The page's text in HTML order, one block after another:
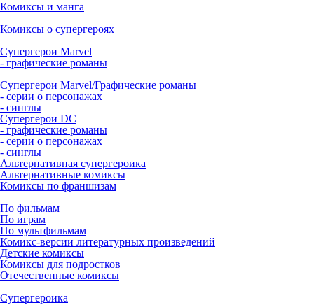
Комиксы и манга
Комиксы о супергероях
Супергерои Marvel
- графические романы
Супергерои Marvel/Графические романы
- серии о персонажах
- синглы
Супергерои DC
- графические романы
- серии о персонажах
- синглы
Альтернативная супергероика
Альтернативные комиксы
Комиксы по франшизам
По фильмам
По играм
По мультфильмам
Комикс-версии литературных произведений
Детские комиксы
Комиксы для подростков
Отечественные комиксы
Супергероика